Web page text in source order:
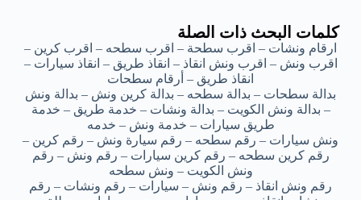
كلمات البحث ذات الصلة
ارقام ونشات – اقرب سطحة – اقرب سطحه – اقرب كرين –
اقرب ونش – اقرب ونش انقاذ – انقاذ طريق – انقاذ سيارات –
انقاذ طريق – أرقام سطحات
بدالة سطحات – بدالة سطحه – بدالة كرين ونش – بدالة ونش
– بدالة ونش الكويت – بدالة ونشات – خدمة طريق – خدمة
طريق سيارات – خدمة ونش – خدمه
ونش سيارات – رقم سطحه – رقم سيارة ونش – رقم كرين –
رقم كرين سطحه – رقم كرين سيارات – رقم ونش – رقم
ونش الكويت – ونش سطحه
رقم ونش انقاذ – رقم ونش – سيارات – رقم ونشات – رقم